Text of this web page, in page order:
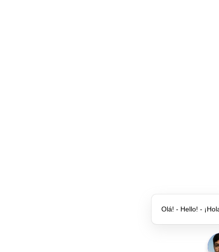
Olá! - Hello! -